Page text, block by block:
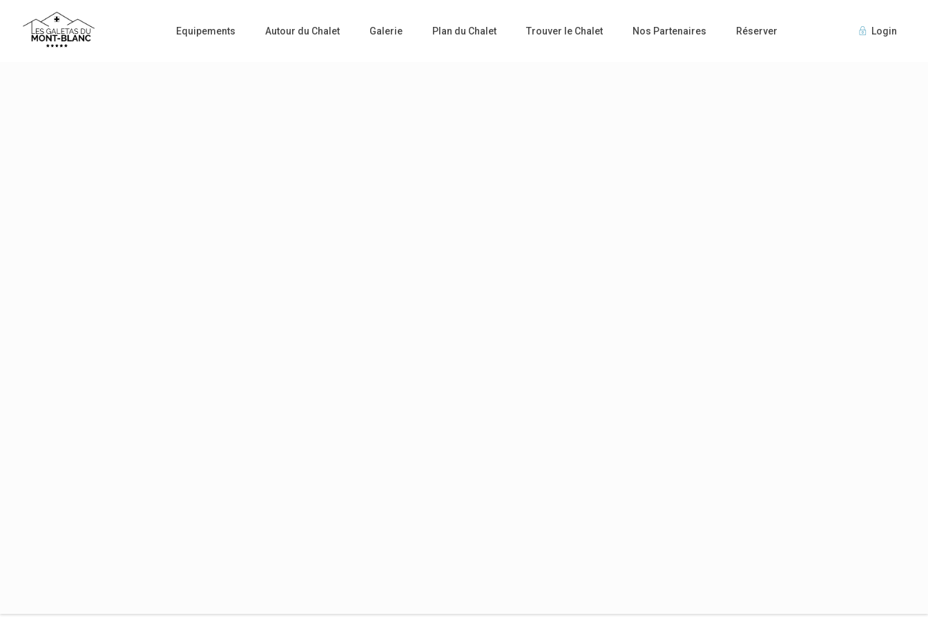
Equipements Autour du Chalet Galerie Plan du Chalet Trouver le Chalet Nos Partenaires Réserver Login